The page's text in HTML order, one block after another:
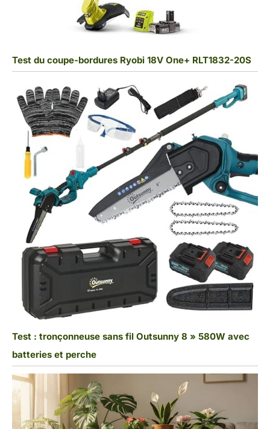
Test du coupe-bordures Ryobi 18V One+ RLT1832-20S
Test : tronçonneuse sans fil Outsunny 8 » 580W avec
batteries et perche